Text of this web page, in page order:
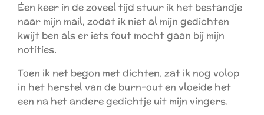
Éen keer in de zoveel tijd stuur ik het bestandje
naar mijn mail, zodat ik niet al mijn gedichten
kwijt ben als er iets fout mocht gaan bij mijn
notities.
Toen ik net begon met dichten, zat ik nog volop
in het herstel van de burn-out en vloeide het
een na het andere gedichtje uit mijn vingers.